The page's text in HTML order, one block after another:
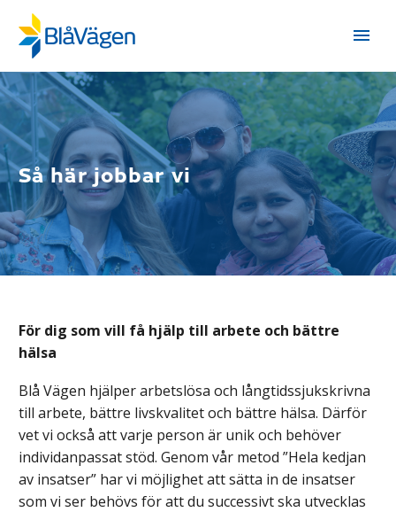
Så här jobbar vi
För dig som vill få hjälp till arbete och bättre
hälsa
Blå Vägen hjälper arbetslösa och långtidssjukskrivna
till arbete, bättre livskvalitet och bättre hälsa. Därför
vet vi också att varje person är unik och behöver
individanpassat stöd. Genom vår metod ”Hela kedjan
av insatser” har vi möjlighet att sätta in de insatser
som vi ser behövs för att du successivt ska utvecklas